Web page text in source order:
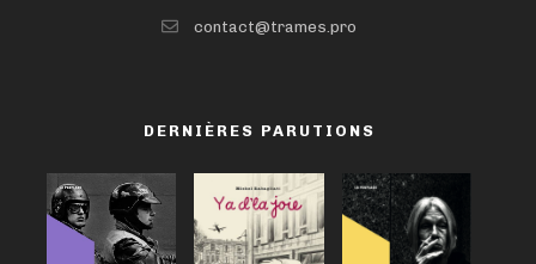
contact@trames.pro
DERNIÈRES PARUTIONS